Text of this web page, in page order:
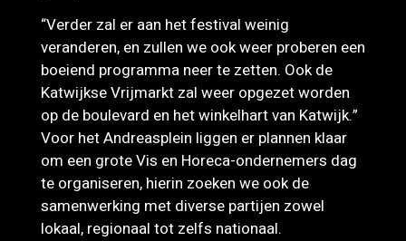
“Verder zal er aan het festival weinig
veranderen, en zullen we ook weer proberen een
boeiend programma neer te zetten. Ook de
Katwijkse Vrijmarkt zal weer opgezet worden
op de boulevard en het winkelhart van Katwijk.”
Voor het Andreasplein liggen er plannen klaar
om een grote Vis en Horeca-ondernemers dag
te organiseren, hierin zoeken we ook de
samenwerking met diverse partijen zowel
lokaal, regionaal tot zelfs nationaal.